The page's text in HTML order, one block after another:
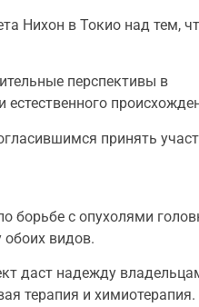
Нихон в Токио над тем,
перспективы в
принять
борьбе с опухолями
обоих видов.
даст надежду
терапия и